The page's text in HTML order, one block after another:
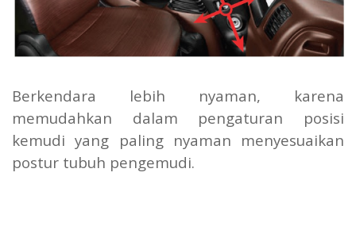
Berkendara lebih nyaman, karena
memudahkan dalam pengaturan posisi
kemudi yang paling nyaman menyesuaikan
postur tubuh pengemudi.